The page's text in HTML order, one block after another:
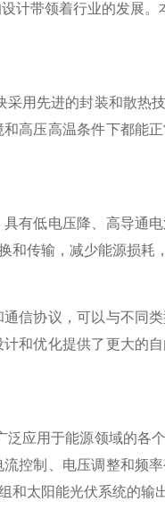
计带领着行业的发展
采用先进的封装和散热
高压高温条件下都能
低电压降、高导通
传输，减少能源损耗
协议，可以与不同类
和优化提供了更大的
用于能源领域的各个
控制、电压调整和频
太阳能光伏系统的输